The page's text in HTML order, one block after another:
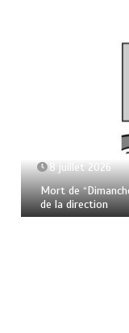
8 juillet 2026
Mort de
de la direction